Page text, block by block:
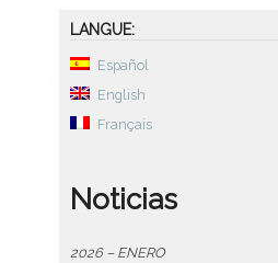
LANGUE:
Español
English
Français
Noticias
2026 – ENERO